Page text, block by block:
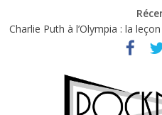
Charlie Puth à l’Olympia : la
Festival Triptyque : un nouveau
Hellfest 2026 vendredi :
Hellfest 2026 jeudi : impossible